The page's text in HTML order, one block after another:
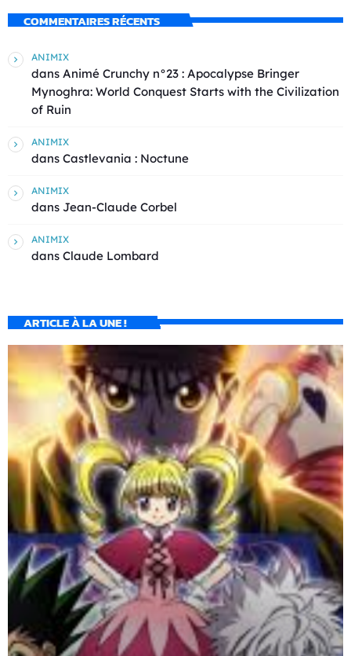
COMMENTAIRES RÉCENTS
ANIMIX
dans Animé Crunchy n°23 : Apocalypse Bringer
Mynoghra: World Conquest Starts with the Civilization
of Ruin
ANIMIX
dans Castlevania : Noctune
ANIMIX
dans Jean-Claude Corbel
ANIMIX
dans Claude Lombard
ARTICLE À LA UNE !